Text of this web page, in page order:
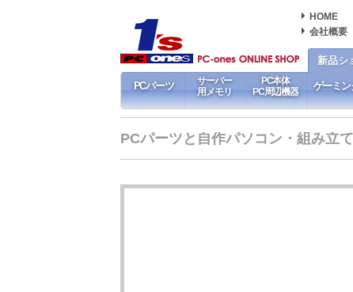
HOME
会社概要
新品シ
PCパーツ
サーバー
用メモリ
PC本体
PC周辺機器
ゲーミン
PCパーツと自作パソコン・組み立